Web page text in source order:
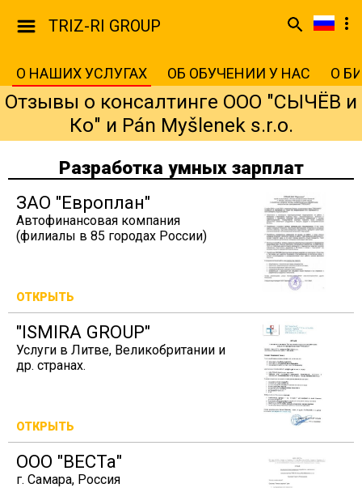
TRIZ-RI GROUP
О НАШИХ УСЛУГАХ ОБ ОБУЧЕНИИ У НАС О
Отзывы о консалтинге ООО "СЫЧЁВ и
Ко" и Pán Myšlenek s.r.o.
Разработка умных зарплат
ЗАО "Европлан"
Автофинансовая компания
(филиалы в 85 городах России)
ОТКРЫТЬ
"ISMIRA GROUP"
Услуги в Литве, Великобритании и
др. странах.
ОТКРЫТЬ
ООО "ВЕСТа"
г. Самара, Россия